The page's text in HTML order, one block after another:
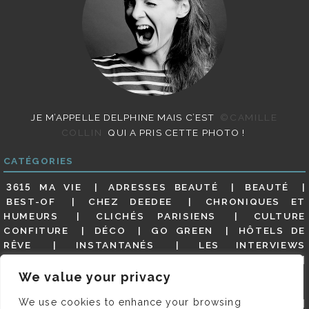
We value your privacy
We use cookies to enhance your browsing
JE M’APPELLE DELPHINE MAIS C’EST
©CAMILLE
COLLIN
QUI A PRIS CETTE PHOTO !
CATÉGORIES
3615 MA VIE ADRESSES BEAUTÉ
BEAUTÉ
BEST-OF
CHEZ DEEDEE
CHRONIQUES ET
HUMEURS
CLICHÉS PARISIENS
CULTURE
CONFITURE
DÉCO GO GREEN
HÔTELS DE
RÊVE
INSTANTANÉS
LES INTERVIEWS
MES ADRESSES
MODE NON CLASSÉ
GUIDE
PARIS EN PHOTOS RESTAURANTS